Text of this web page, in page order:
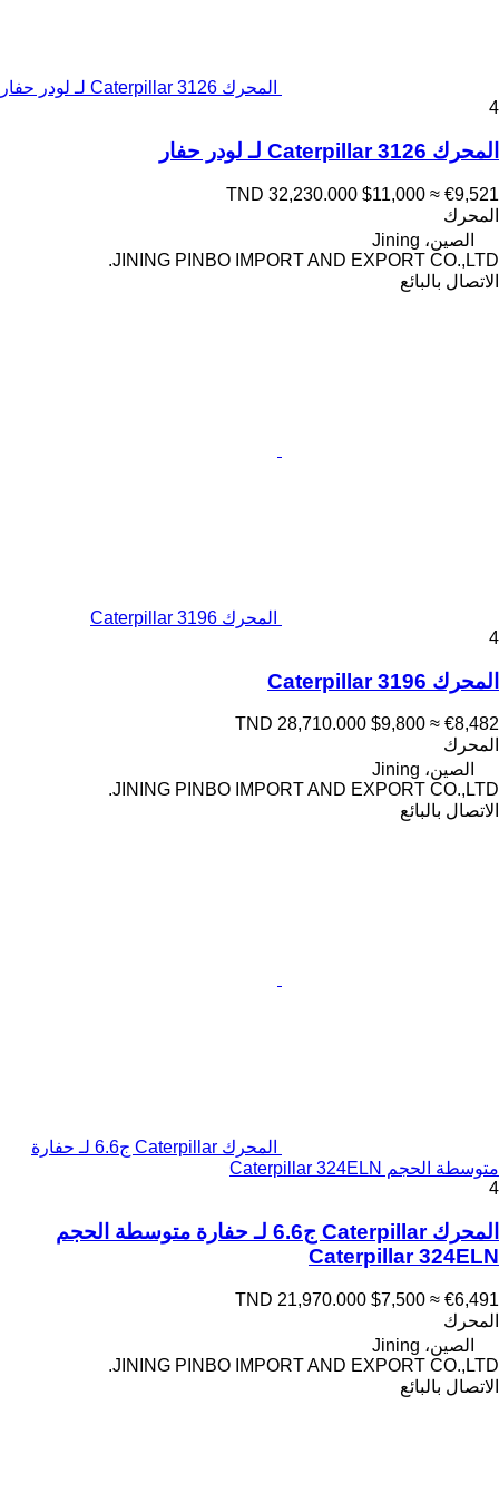
المحرك Caterpillar 3126 لـ لودر حفار
4
المحرك Caterpillar 3126 لـ لودر حفار
TND 32,230.000 $11,000 ≈ €9,521
المحرك
الصين، Jining
JINING PINBO IMPORT AND EXPORT CO.,LTD.
الاتصال بالبائع
المحرك Caterpillar 3196
4
المحرك Caterpillar 3196
TND 28,710.000 $9,800 ≈ €8,482
المحرك
الصين، Jining
JINING PINBO IMPORT AND EXPORT CO.,LTD.
الاتصال بالبائع
المحرك Caterpillar ج6.6 لـ حفارة
متوسطة الحجم Caterpillar 324ELN
4
المحرك Caterpillar ج6.6 لـ حفارة متوسطة الحجم
Caterpillar 324ELN
TND 21,970.000 $7,500 ≈ €6,491
المحرك
الصين، Jining
JINING PINBO IMPORT AND EXPORT CO.,LTD.
الاتصال بالبائع